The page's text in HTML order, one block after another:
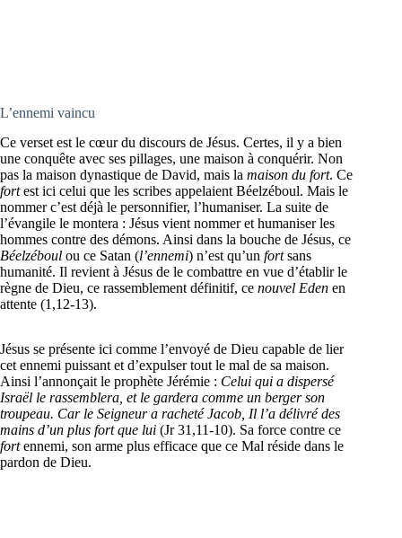
L’ennemi vaincu
Ce verset est le cœur du discours de Jésus. Certes, il y a bien
une conquête avec ses pillages, une maison à conquérir. Non
pas la maison dynastique de David, mais la maison du fort. Ce
fortest ici celui que les scribes appelaient Béelzéboul. Mais le
nommer c’est déjà le personnifier, l’humaniser. La suite de
l’évangile le montera : Jésus vient nommer et humaniser les
hommes contre des démons. Ainsi dans la bouche de Jésus, ce
Béelzéboul ou ce Satan (l’ennemi) n’est qu’un fortsans
humanité. Il revient à Jésus de le combattre en vue d’établir le
règne de Dieu, ce rassemblement définitif, ce nouvel Eden en
attente (1,12-13).
Jésus se présente ici comme l’envoyé de Dieu capable de lier
cet ennemi puissant et d’expulser tout le mal de sa maison.
Ainsi l’annonçait le prophète Jérémie : Celui qui a dispersé
Israël le rassemblera, et le gardera comme un berger son
troupeau. Car le Seigneur a racheté Jacob, Il l’a délivré des
mains d’un plus fort que lui (Jr 31,11-10). Sa force contre ce
fortennemi, son arme plus efficace que ce Mal réside dans le
pardon de Dieu.